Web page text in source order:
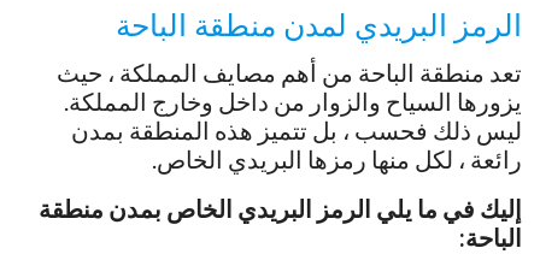
الرمز البريدي لمدن منطقة الباحة
تعد منطقة الباحة من أهم مصايف المملكة ، حيث
يزورها السياح والزوار من داخل وخارج المملكة.
ليس ذلك فحسب ، بل تتميز هذه المنطقة بمدن
رائعة ، لكل منها رمزها البريدي الخاص.
إليك في ما يلي الرمز البريدي الخاص بمدن منطقة
الباحة: